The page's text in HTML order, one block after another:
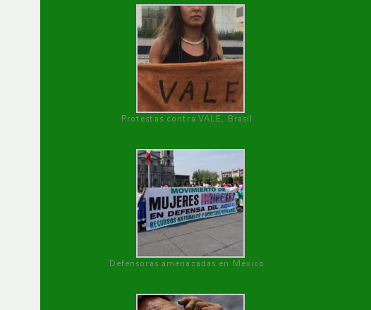
Protestas contra VALE, Brasil
Defensoras amenazadas en México